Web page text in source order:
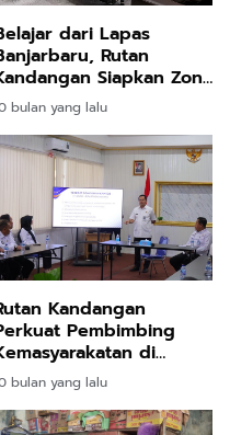
dari Lapas
Rutan
Siapkan Zona
bulan yang lalu
Kandangan
Pembimbing
di
Kalsel
bulan yang lalu